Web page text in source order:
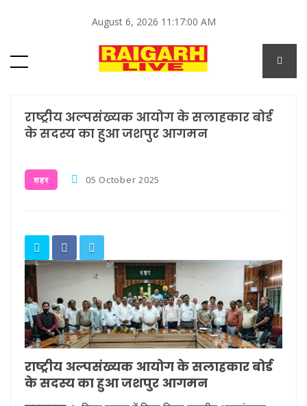
August 6, 2026 11:17:00 AM
राष्ट्रीय अल्पसंख्यक आयोग के सलाहकार बोर्ड
के सदस्य का हुआ जशपुर आगमन
शहर 05 October 2025
राष्ट्रीय अल्पसंख्यक आयोग के सलाहकार बोर्ड
के सदस्य का हुआ जशपुर आगमन